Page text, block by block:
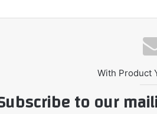
With Product
to our